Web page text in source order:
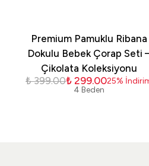
Premium Pamuklu Ribana
Dokulu Bebek Çorap Seti
Çikolata Koleksiyonu
₺ 399.00₺ 299.0025%
4 Beden